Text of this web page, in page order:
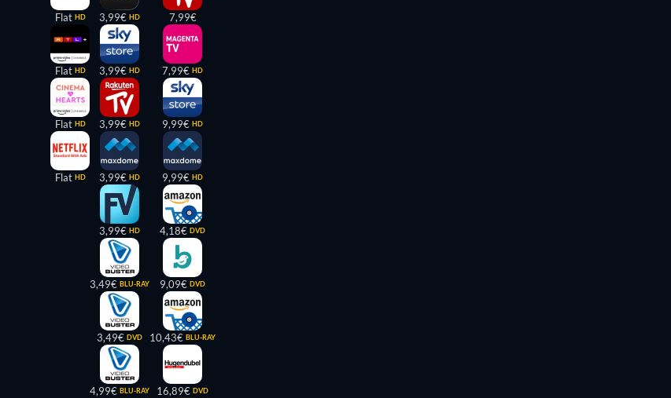
Flat HD
Flat HD
Flat HD
Flat HD
3,99€ HD
3,99€ HD
3,99€ HD
3,99€ HD
3,99€ HD
3,49€ BLU-RAY
3,49€ DVD
4,99€ BLU-RAY
7,99€
7,99€ HD
9,99€ HD
9,99€ HD
4,18€ DVD
9,09€ DVD
10,43€ BLU-RAY
16,89€ DVD